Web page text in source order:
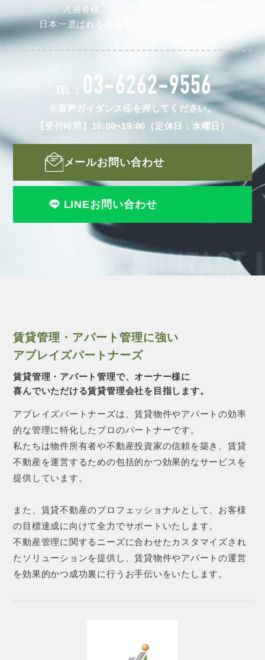
CONTACT
入居者様、そして仲介会社様から
日本一選ばれる賃貸管理会社を目指します。
TEL： 03-6262-9556
※音声ガイダンス④を押してください。
【受付時間】10:00~19:00（定休日：水曜日）
メールお問い合わせ
LINEお問い合わせ
賃貸管理・アパート管理に強い
アブレイズパートナーズ
賃貸管理・アパート管理で、オーナー様に
喜んでいただける賃貸管理会社を目指します。
アブレイズパートナーズは、賃貸物件やアパートの効率
的な管理に特化したプロのパートナーです。
私たちは物件所有者や不動産投資家の信頼を築き、賃貸
不動産を運営するための包括的かつ効果的なサービスを
提供しています。
また、賃貸不動産のプロフェッショナルとして、お客様
の目標達成に向けて全力でサポートいたします。
不動産管理に関するニーズに合わせたカスタマイズされ
たソリューションを提供し、賃貸物件やアパートの運営
を効果的かつ成功裏に行うお手伝いをいたします。